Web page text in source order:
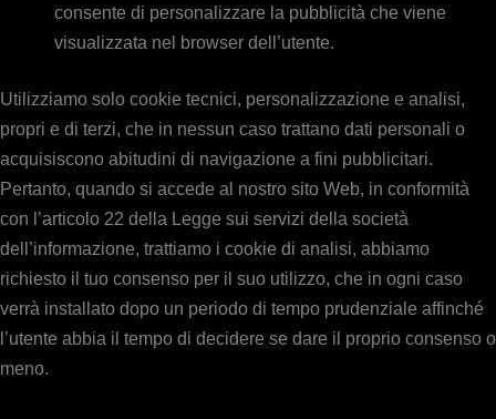
consente di personalizzare la pubblicità che viene
visualizzata nel browser dell’utente.
Utilizziamo solo cookie tecnici, personalizzazione e analisi,
propri e di terzi, che in nessun caso trattano dati personali o
acquisiscono abitudini di navigazione a fini pubblicitari.
Pertanto, quando si accede al nostro sito Web, in conformità
con l’articolo 22 della Legge sui servizi della società
dell’informazione, trattiamo i cookie di analisi, abbiamo
richiesto il tuo consenso per il suo utilizzo, che in ogni caso
verrà installato dopo un periodo di tempo prudenziale affinché
l’utente abbia il tempo di decidere se dare il proprio consenso o
meno.